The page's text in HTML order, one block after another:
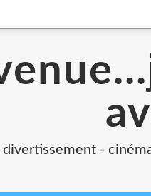
divertissement -